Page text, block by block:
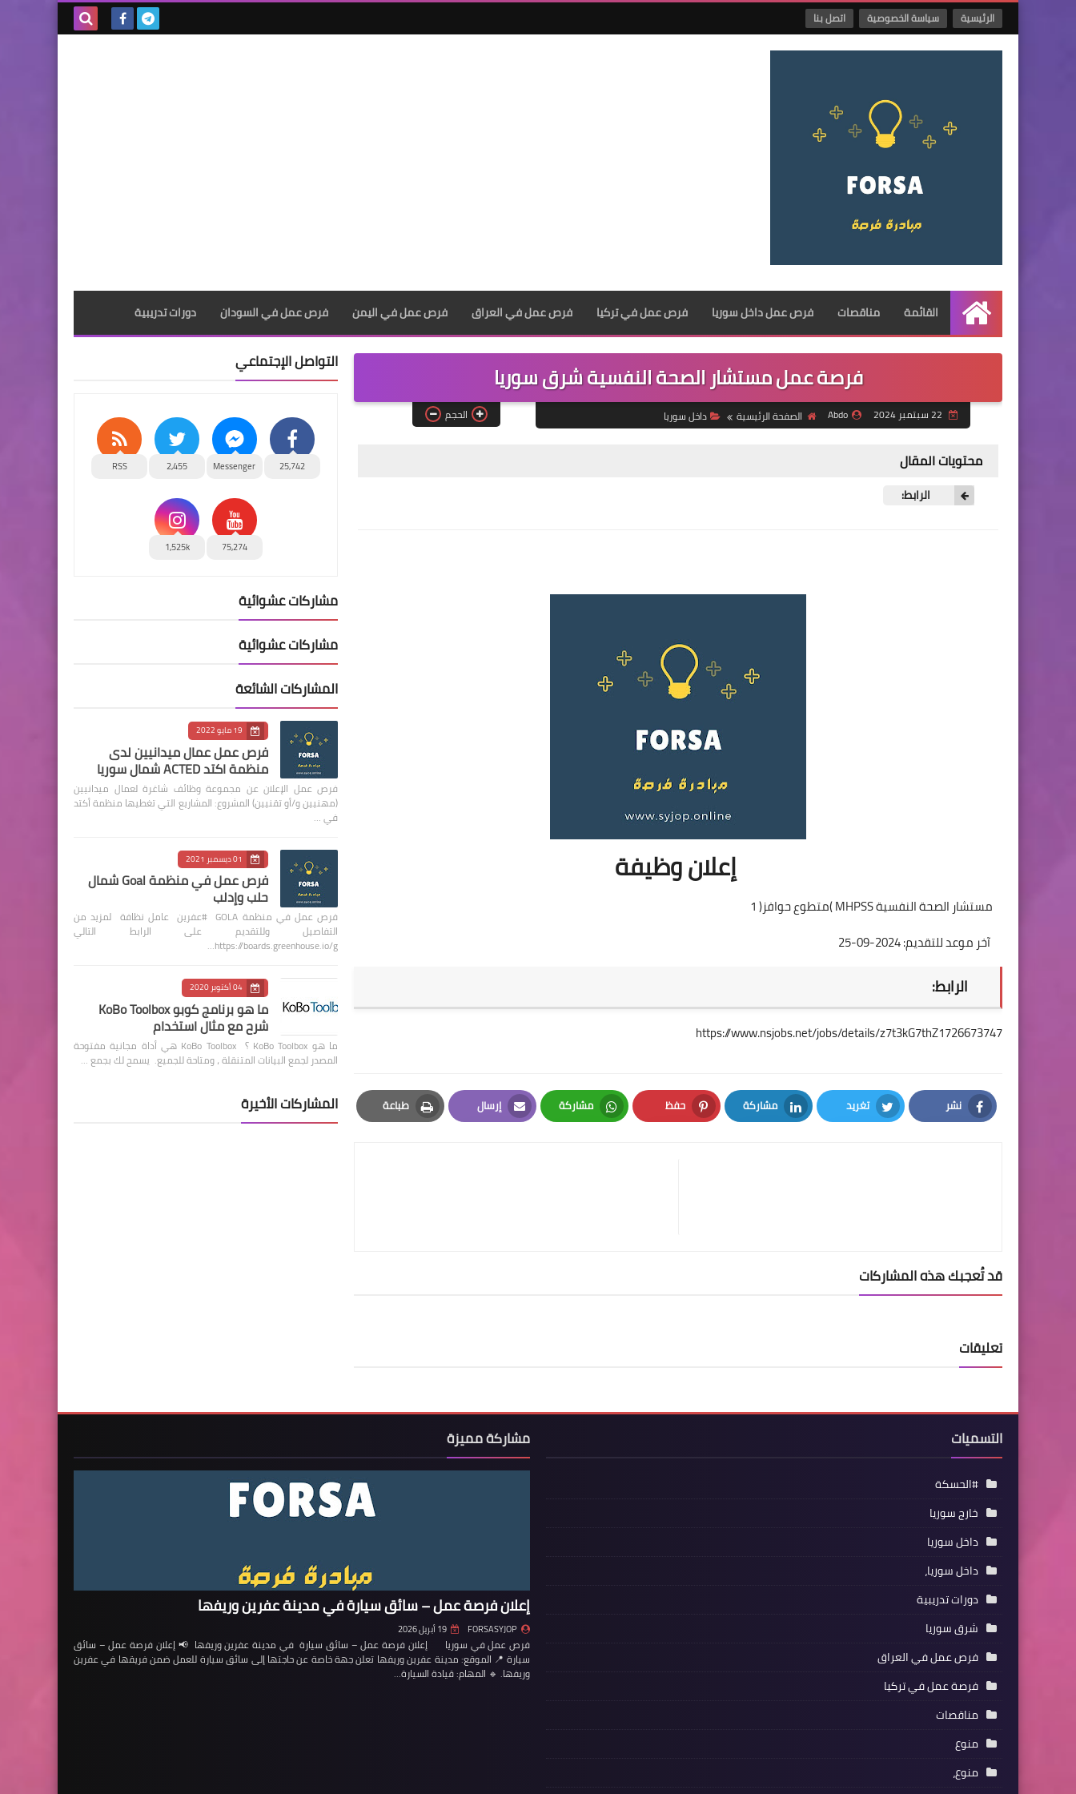
الرئيسية سياسة الخصوصية اتصل بنا
الرئيسية
القائمة مناقصات فرص عمل داخل سوريا فرص عمل في تركيا فرص عمل في العراق فرص عمل في اليمن فرص عمل في السودان دورات تدريبية
فرصة عمل مستشار الصحة النفسية شرق سوريا
Abdo الصفحة الرئيسية داخل سوريا الحجم
محتويات المقال
الرابط:
إعلان وظيفة
مستشار الصحة النفسية MHPSS )متطوع حوافز( 1
آخر موعد للتقديم: 2024-09-25
الرابط:
https://www.nsjobs.net/jobs/details/z7t3kG7thZ1726673747
نشر
Facebook
تغريد
Twitter
مشاركة
LinkedIn
حفظ
Pinterest
مشاركة
Whatsapp
إرسال
Email
طباعة
Print
قد تُعجبك هذه المشاركات
تعليقات
التواصل الإجتماعي
25,742
Messenger
2,455
RSS
75,274
1,525k
مشاركات عشوائية
مشاركات عشوائية
المشاركات الشائعة
19 مايو 2022
فرص عمل عمال ميدانيين لدى
منظمة اكتد ACTED شمال سوريا
فرص عمل الإعلان عن مجموعة وظائف شاغرة لعمال ميدانيين
(مهنيين و/أو تقنيين) المشروع: المشاريع التي تغطيها منظمة أكتد
في …
01 ديسمبر 2021
فرص عمل في منظمة Goal شمال
حلب وإدلب
فرص عمل في منظمة GOLA #عفرين عامل نظافة لمزيد من
التفاصيل وللتقديم على الرابط التالي
https://boards.greenhouse.io/g…
04 أكتوبر 2020
ما هو برنامج كوبو KoBo Toolbox
شرح مع مثال استخدام
ما هو KoBo Toolbox ؟ KoBo Toolbox هي أداة مجانية مفتوحة
المصدر لجمع البيانات المتنقلة ، ومتاحة للجميع. يسمح لك بجمع …
المشاركات الأخيرة
التسميات
#الحسكة
خارج سوريا
داخل سوريا
داخل سوريا،
دورات تدريبية
شرق سوريا
فرص عمل في العراق
فرصة عمل في تركيا
مناقصات
منوع
منوع،
مشاركة مميزة
إعلان فرصة عمل – سائق سيارة في مدينة عفرين وريفها
FORSASYJOP 19 أبريل 2026
فرص عمل في سوريا إعلان فرصة عمل – سائق سيارة في مدينة عفرين وريفها 📢 إعلان فرصة عمل – سائق
سيارة 📍 الموقع: مدينة عفرين وريفها تعلن جهة خاصة عن حاجتها إلى سائق سيارة للعمل ضمن فريقها في عفرين
وريفها. 🔹 المهام: قيادة السيارة…